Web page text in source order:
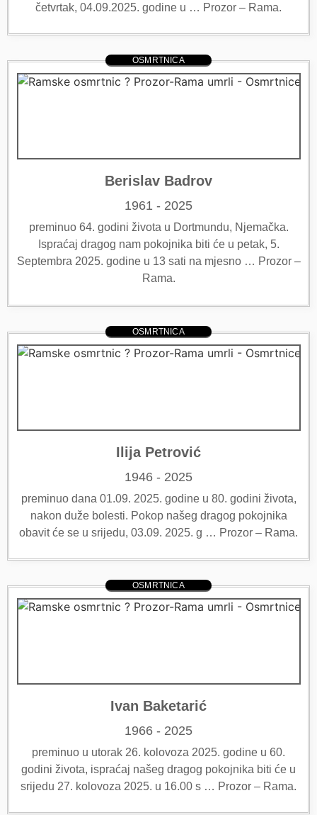
četvrtak, 04.09.2025. godine u … Prozor – Rama.
OSMRTNICA
Berislav Badrov
1961 - 2025
preminuo 64. godini života u Dortmundu, Njemačka.
Ispraćaj dragog nam pokojnika biti će u petak, 5.
Septembra 2025. godine u 13 sati na mjesno … Prozor –
Rama.
OSMRTNICA
Ilija Petrović
1946 - 2025
preminuo dana 01.09. 2025. godine u 80. godini života,
nakon duže bolesti. Pokop našeg dragog pokojnika
obavit će se u srijedu, 03.09. 2025. g … Prozor – Rama.
OSMRTNICA
Ivan Baketarić
1966 - 2025
preminuo u utorak 26. kolovoza 2025. godine u 60.
godini života, ispraćaj našeg dragog pokojnika biti će u
srijedu 27. kolovoza 2025. u 16.00 s … Prozor – Rama.